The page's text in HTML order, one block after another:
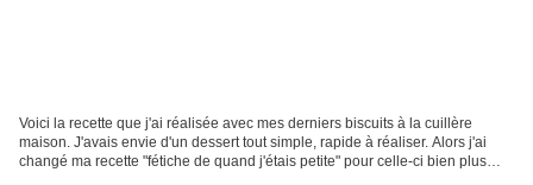
Voici la recette que j'ai réalisée avec mes derniers biscuits à la cuillère
maison. J'avais envie d'un dessert tout simple, rapide à réaliser. Alors j'ai
changé ma recette "fétiche de quand j'étais petite" pour celle-ci bien plus